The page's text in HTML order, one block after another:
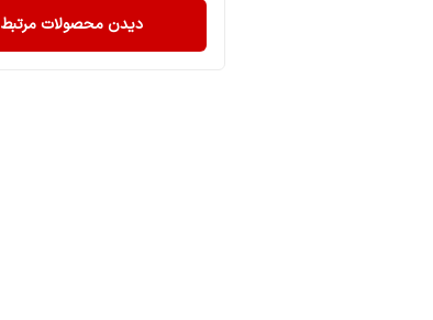
دیدن محصولات مرتبط